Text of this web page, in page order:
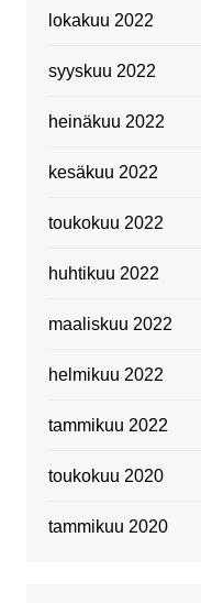
lokakuu 2022
syyskuu 2022
heinäkuu 2022
kesäkuu 2022
toukokuu 2022
huhtikuu 2022
maaliskuu 2022
helmikuu 2022
tammikuu 2022
toukokuu 2020
tammikuu 2020